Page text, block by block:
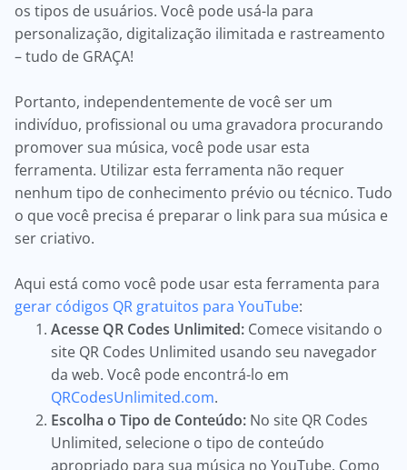
os tipos de usuários. Você pode usá-la para
personalização, digitalização ilimitada e rastreamento
– tudo de GRAÇA!
Portanto, independentemente de você ser um
indivíduo, profissional ou uma gravadora procurando
promover sua música, você pode usar esta
ferramenta. Utilizar esta ferramenta não requer
nenhum tipo de conhecimento prévio ou técnico. Tudo
o que você precisa é preparar o link para sua música e
ser criativo.
Aqui está como você pode usar esta ferramenta para
gerar códigos QR gratuitos para YouTube:
Acesse QR Codes Unlimited: Comece visitando o
site QR Codes Unlimited usando seu navegador
da web. Você pode encontrá-lo em
QRCodesUnlimited.com.
Escolha o Tipo de Conteúdo: No site QR Codes
Unlimited, selecione o tipo de conteúdo
apropriado para sua música no YouTube. Como